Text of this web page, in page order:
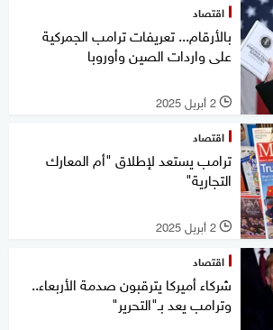
اقتصاد
بالأرقام... تعريفات ترامب الجمركية
على واردات الصين وأوروبا
l 2 أبريل 2025
اقتصاد
ترامب يستعد لإطلاق "أم المعارك
التجارية"
l 2 أبريل 2025
اقتصاد
شركاء أميركا يترقبون صدمة الأربعاء..
وترامب يعد بـ"التحرير"